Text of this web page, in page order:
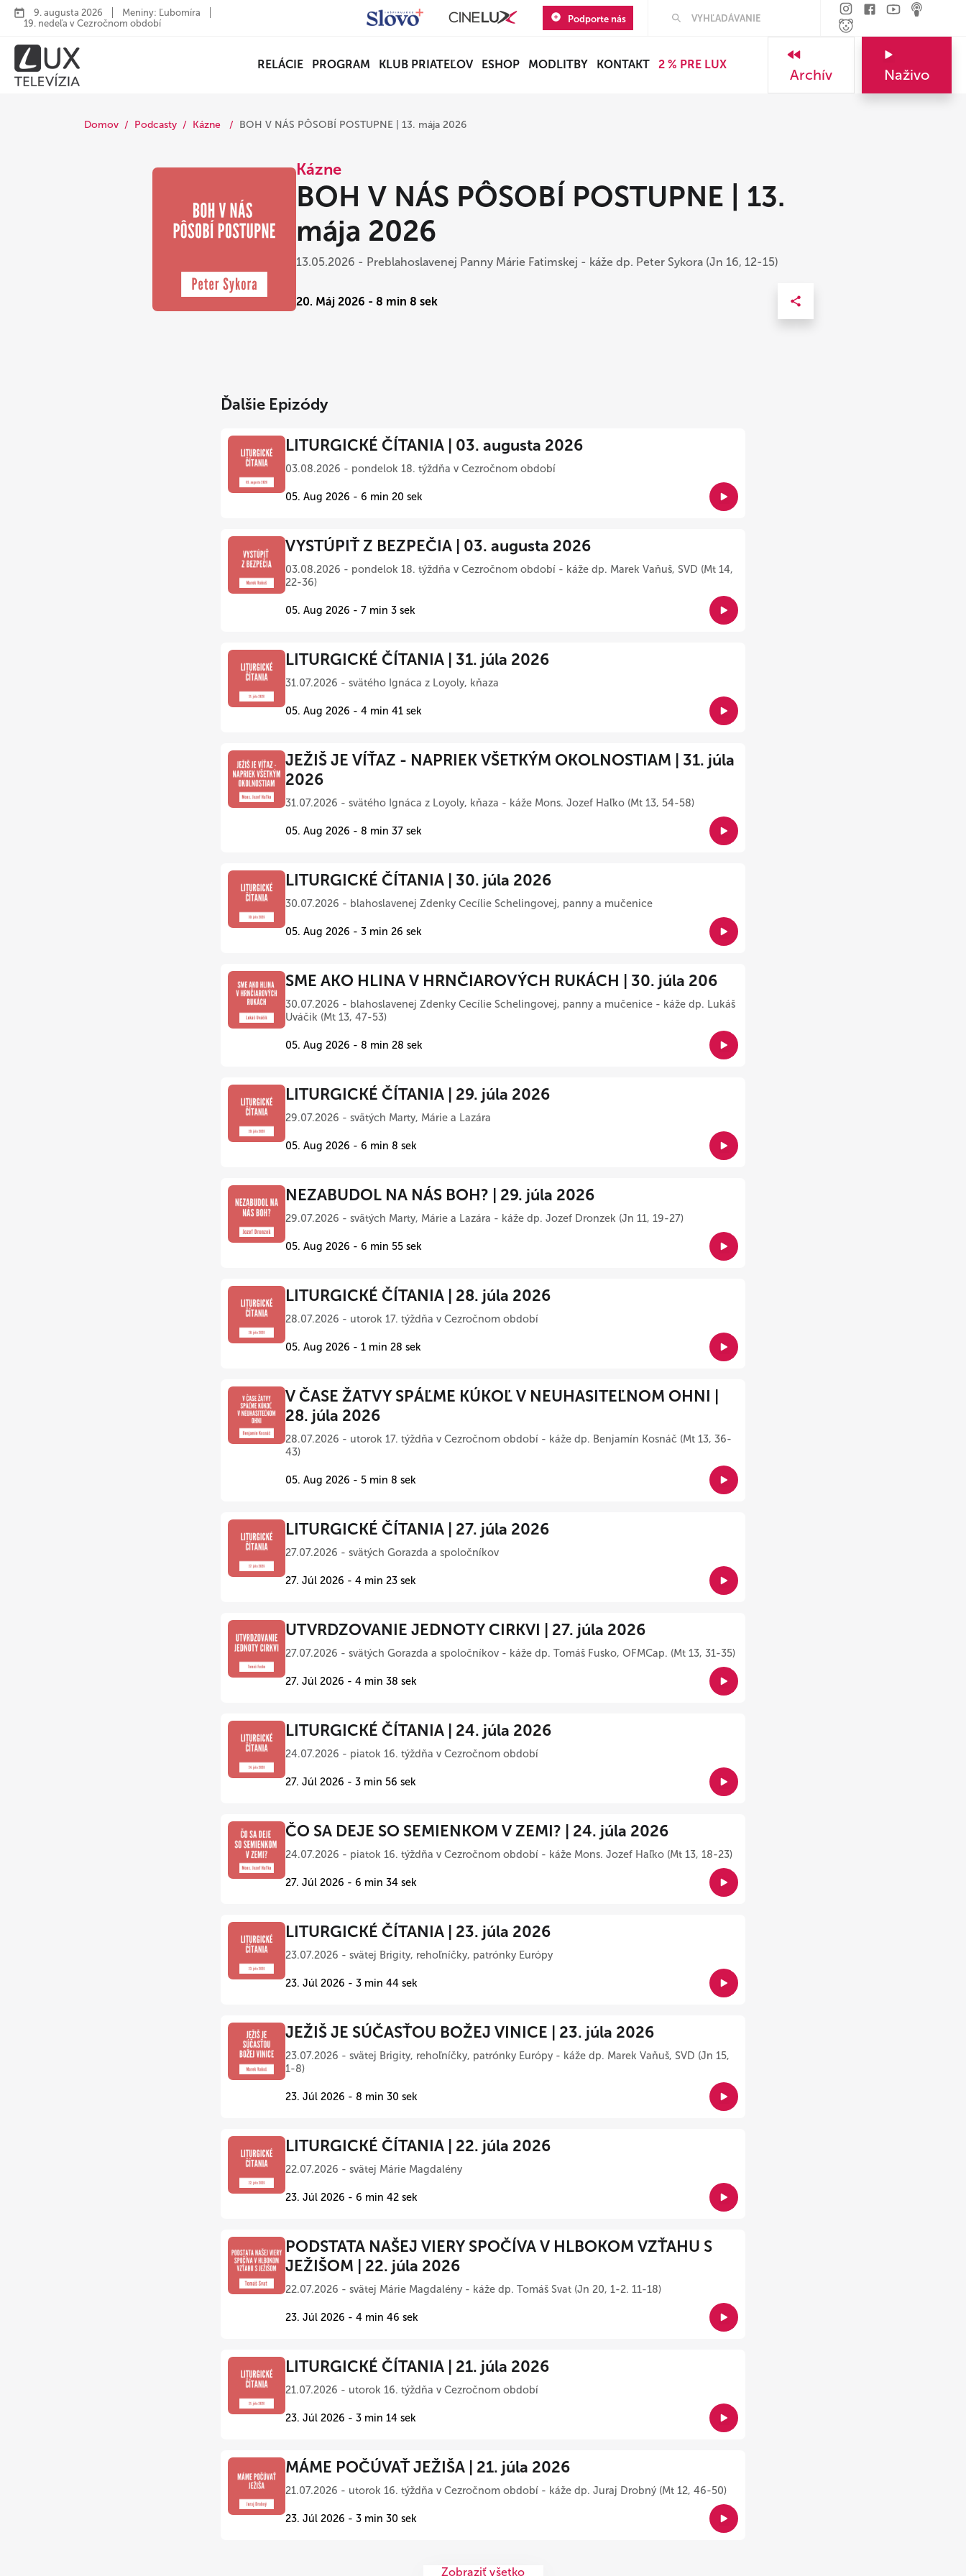
9. augusta 2026
Meniny: Ľubomíra
19. nedeľa v Cezročnom období
Podporte nás
RELÁCIE PROGRAM KLUB PRIATEĽOV ESHOP MODLITBY KONTAKT 2 % PRE LUX
Archív Naživo
Domov Podcasty Kázne BOH V NÁS PÔSOBÍ POSTUPNE | 13. mája 2026
Kázne
BOH V NÁS PÔSOBÍ POSTUPNE | 13.
mája 2026
13.05.2026 - Preblahoslavenej Panny Márie Fatimskej - káže dp. Peter Sykora (Jn 16, 12-15)
20. Máj 2026 - 8 min 8 sek
Ďalšie Epizódy
LITURGICKÉ ČÍTANIA | 03. augusta 2026
03.08.2026 - pondelok 18. týždňa v Cezročnom období
05. Aug 2026 - 6 min 20 sek
VYSTÚPIŤ Z BEZPEČIA | 03. augusta 2026
03.08.2026 - pondelok 18. týždňa v Cezročnom období - káže dp. Marek Vaňuš, SVD (Mt 14,
22-36)
05. Aug 2026 - 7 min 3 sek
LITURGICKÉ ČÍTANIA | 31. júla 2026
31.07.2026 - svätého Ignáca z Loyoly, kňaza
05. Aug 2026 - 4 min 41 sek
JEŽIŠ JE VÍŤAZ - NAPRIEK VŠETKÝM OKOLNOSTIAM | 31. júla
2026
31.07.2026 - svätého Ignáca z Loyoly, kňaza - káže Mons. Jozef Haľko (Mt 13, 54-58)
05. Aug 2026 - 8 min 37 sek
LITURGICKÉ ČÍTANIA | 30. júla 2026
30.07.2026 - blahoslavenej Zdenky Cecílie Schelingovej, panny a mučenice
05. Aug 2026 - 3 min 26 sek
SME AKO HLINA V HRNČIAROVÝCH RUKÁCH | 30. júla 206
30.07.2026 - blahoslavenej Zdenky Cecílie Schelingovej, panny a mučenice - káže dp. Lukáš
Uváčik (Mt 13, 47-53)
05. Aug 2026 - 8 min 28 sek
LITURGICKÉ ČÍTANIA | 29. júla 2026
29.07.2026 - svätých Marty, Márie a Lazára
05. Aug 2026 - 6 min 8 sek
NEZABUDOL NA NÁS BOH? | 29. júla 2026
29.07.2026 - svätých Marty, Márie a Lazára - káže dp. Jozef Dronzek (Jn 11, 19-27)
05. Aug 2026 - 6 min 55 sek
LITURGICKÉ ČÍTANIA | 28. júla 2026
28.07.2026 - utorok 17. týždňa v Cezročnom období
05. Aug 2026 - 1 min 28 sek
V ČASE ŽATVY SPÁĽME KÚKOĽ V NEUHASITEĽNOM OHNI |
28. júla 2026
28.07.2026 - utorok 17. týždňa v Cezročnom období - káže dp. Benjamín Kosnáč (Mt 13, 36-
43)
05. Aug 2026 - 5 min 8 sek
LITURGICKÉ ČÍTANIA | 27. júla 2026
27.07.2026 - svätých Gorazda a spoločníkov
27. Júl 2026 - 4 min 23 sek
UTVRDZOVANIE JEDNOTY CIRKVI | 27. júla 2026
27.07.2026 - svätých Gorazda a spoločníkov - káže dp. Tomáš Fusko, OFMCap. (Mt 13, 31-35)
27. Júl 2026 - 4 min 38 sek
LITURGICKÉ ČÍTANIA | 24. júla 2026
24.07.2026 - piatok 16. týždňa v Cezročnom období
27. Júl 2026 - 3 min 56 sek
ČO SA DEJE SO SEMIENKOM V ZEMI? | 24. júla 2026
24.07.2026 - piatok 16. týždňa v Cezročnom období - káže Mons. Jozef Haľko (Mt 13, 18-23)
27. Júl 2026 - 6 min 34 sek
LITURGICKÉ ČÍTANIA | 23. júla 2026
23.07.2026 - svätej Brigity, rehoľníčky, patrónky Európy
23. Júl 2026 - 3 min 44 sek
JEŽIŠ JE SÚČASŤOU BOŽEJ VINICE | 23. júla 2026
23.07.2026 - svätej Brigity, rehoľníčky, patrónky Európy - káže dp. Marek Vaňuš, SVD (Jn 15,
1-8)
23. Júl 2026 - 8 min 30 sek
LITURGICKÉ ČÍTANIA | 22. júla 2026
22.07.2026 - svätej Márie Magdalény
23. Júl 2026 - 6 min 42 sek
PODSTATA NAŠEJ VIERY SPOČÍVA V HLBOKOM VZŤAHU S
JEŽIŠOM | 22. júla 2026
22.07.2026 - svätej Márie Magdalény - káže dp. Tomáš Svat (Jn 20, 1-2. 11-18)
23. Júl 2026 - 4 min 46 sek
LITURGICKÉ ČÍTANIA | 21. júla 2026
21.07.2026 - utorok 16. týždňa v Cezročnom období
23. Júl 2026 - 3 min 14 sek
MÁME POČÚVAŤ JEŽIŠA | 21. júla 2026
21.07.2026 - utorok 16. týždňa v Cezročnom období - káže dp. Juraj Drobný (Mt 12, 46-50)
23. Júl 2026 - 3 min 30 sek
Zobraziť všetko